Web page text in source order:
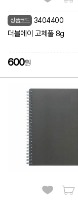
상품코드 3404400
더블에이 고체풀 8g
600원